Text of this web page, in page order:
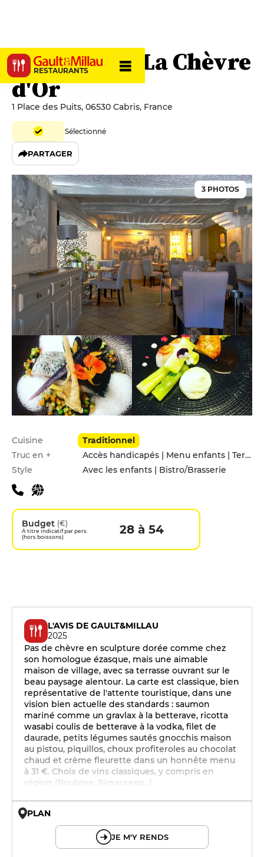
RESTAURANTS
Auberge de La Chèvre
d'Or
1 Place des Puits, 06530 Cabris, France
Sélectionné
PARTAGER
3 PHOTOS
Infos pratiques
Cuisine
Traditionnel
Truc en +
Accès handicapés | Menu enfants | Terrasse
Style
Avec les enfants | Bistro/Brasserie
Budget (€)
A titre indicatif par pers.
(hors boissons)
28 à 54
L'AVIS DE GAULT&MILLAU
2025
Pas de chèvre en sculpture dorée comme chez
son homologue ézasque, mais une aimable
maison de village, avec sa terrasse ouvrant sur le
beau paysage alentour. La carte est classique, bien
représentative de l'attente touristique, dans une
vision bien actuelle des standards : saumon
mariné comme un gravlax à la betterave, ricotta
wasabi coulis de betterave à la vodka, filet de
daurade, petits légumes sautés gnocchis maison
au pistou, piquillos, choux profiteroles au chocolat
chaud et crème fleurette dans un honnête menu
à 31 €. Choix de vins classiques, y compris en
région (Roubine, Rimauresq...).
PLAN
JE M'Y RENDS